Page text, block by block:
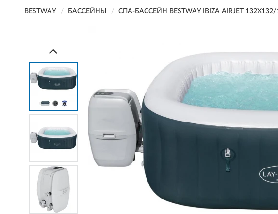
BESTWAY БАССЕЙНЫ СПА-БАССЕЙН BESTWAY IBIZA AIRJET